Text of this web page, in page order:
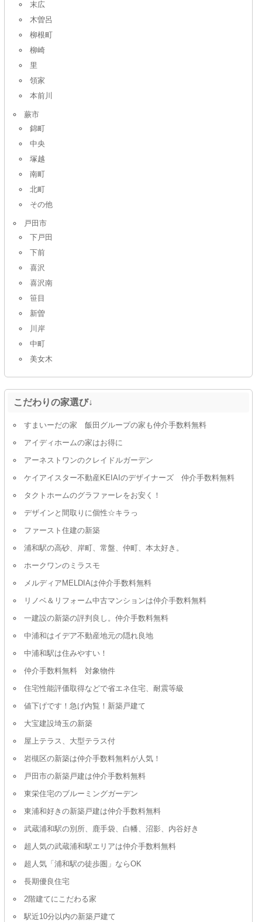
末広
木曽呂
柳根町
柳崎
里
領家
本前川
蕨市
錦町
中央
塚越
南町
北町
その他
戸田市
下戸田
下前
喜沢
喜沢南
笹目
新曽
川岸
中町
美女木
こだわりの家選び↓
すまいーだの家 飯田グループの家も仲介手数料無料
アイディホームの家はお得に
アーネストワンのクレイドルガーデン
ケイアイスター不動産KEIAIのデザイナーズ 仲介手数料無料
タクトホームのグラファーレをお安く！
デザインと間取りに個性☆キラっ
ファースト住建の新築
浦和駅の高砂、岸町、常盤、仲町、本太好き。
ホークワンのミラスモ
メルディアMELDIAは仲介手数料無料
リノベ＆リフォーム中古マンションは仲介手数料無料
一建設の新築の評判良し。仲介手数料無料
中浦和はイデア不動産地元の隠れ良地
中浦和駅は住みやすい！
仲介手数料無料 対象物件
住宅性能評価取得などで省エネ住宅、耐震等級
値下げです！急げ内覧！新築戸建て
大宝建設埼玉の新築
屋上テラス、大型テラス付
岩槻区の新築は仲介手数料無料が人気！
戸田市の新築戸建は仲介手数料無料
東栄住宅のブルーミングガーデン
東浦和好きの新築戸建は仲介手数料無料
武蔵浦和駅の別所、鹿手袋、白幡、沼影、内谷好き
超人気の武蔵浦和駅エリアは仲介手数料無料
超人気「浦和駅の徒歩圏」ならOK
長期優良住宅
2階建てにこだわる家
駅近10分以内の新築戸建て